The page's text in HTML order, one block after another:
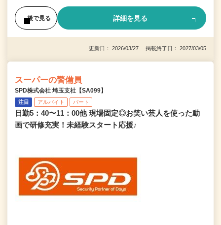
後で見る 詳細を見る
更新日： 2026/03/27 掲載終了日： 2027/03/05
スーパーの警備員
SPD株式会社 埼玉支社【SA099】
注目 アルバイト パート
日勤5：40〜11：00他 現場固定◎お笑い芸人を使った動
画で研修充実！未経験スタート応援♪